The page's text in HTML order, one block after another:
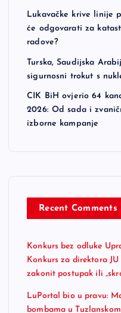
Lukavačke krive linije
će odgovarati za
radove?
Turska, Saudijska
sigurnosni trokut s
CIK BiH ovjerio 64
2026: Od sada i
izborne kampanje
Recent Comments
Konkurs bez odluke
Konkurs za direktora
zakonit postupak ili
LuPortal bio u pravu:
bombama u